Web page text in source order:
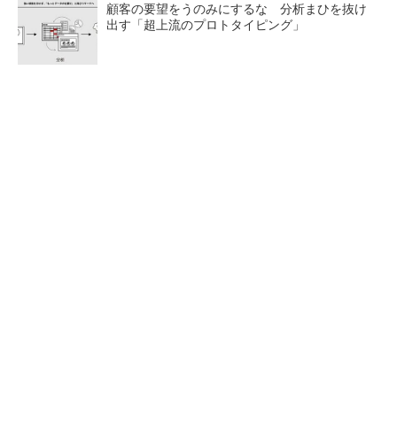
顧客の要望をうのみにするな 分析まひを抜け
出す「超上流のプロトタイピング」